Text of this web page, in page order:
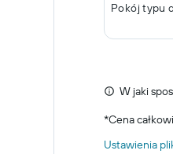
Pokój typu
W jaki
*Cena
Ustawienia